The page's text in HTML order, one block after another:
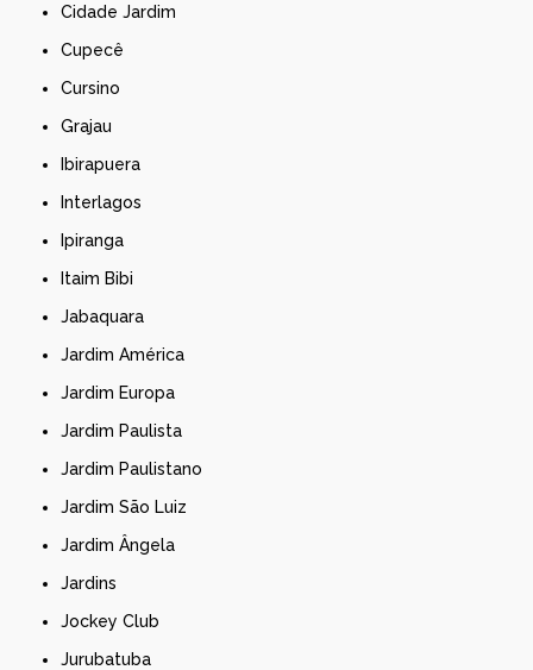
Cidade Jardim
Cupecê
Cursino
Grajau
Ibirapuera
Interlagos
Ipiranga
Itaim Bibi
Jabaquara
Jardim América
Jardim Europa
Jardim Paulista
Jardim Paulistano
Jardim São Luiz
Jardim Ângela
Jardins
Jockey Club
Jurubatuba